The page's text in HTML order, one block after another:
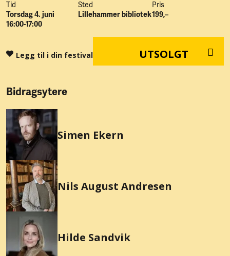
Tid
Torsdag 4. juni
16:00-17:00
Sted
Lillehammer bibliotek
Pris
199,–
Legg til i din festival UTSOLGT
Bidragsytere
Simen Ekern
Nils August Andresen
Hilde Sandvik